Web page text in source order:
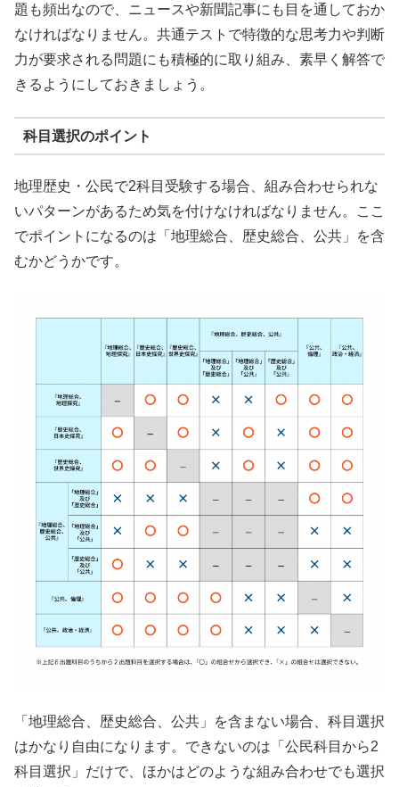
題も頻出なので、ニュースや新聞記事にも目を通しておか
なければなりません。共通テストで特徴的な思考力や判断
力が要求される問題にも積極的に取り組み、素早く解答で
きるようにしておきましょう。
科目選択のポイント
地理歴史・公民で2科目受験する場合、組み合わせられな
いパターンがあるため気を付けなければなりません。ここ
でポイントになるのは「地理総合、歴史総合、公共」を含
むかどうかです。
「地理総合、歴史総合、公共」を含まない場合、科目選択
はかなり自由になります。できないのは「公民科目から2
科目選択」だけで、ほかはどのような組み合わせでも選択